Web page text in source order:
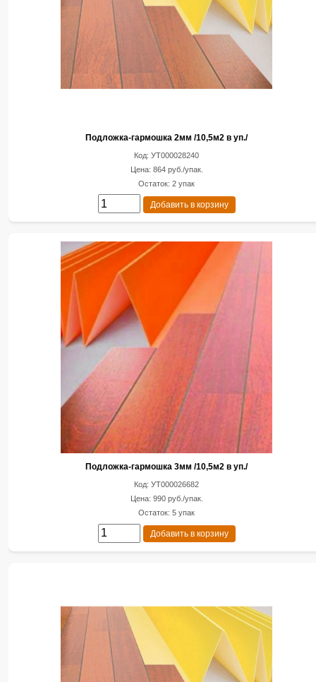
Подложка-гармошка 2мм /10,5м2 в уп./
Код: УТ000028240
Цена: 864 руб./упак.
Остаток: 2 упак
Добавить в корзину
Подложка-гармошка 3мм /10,5м2 в уп./
Код: УТ000026682
Цена: 990 руб./упак.
Остаток: 5 упак
Добавить в корзину